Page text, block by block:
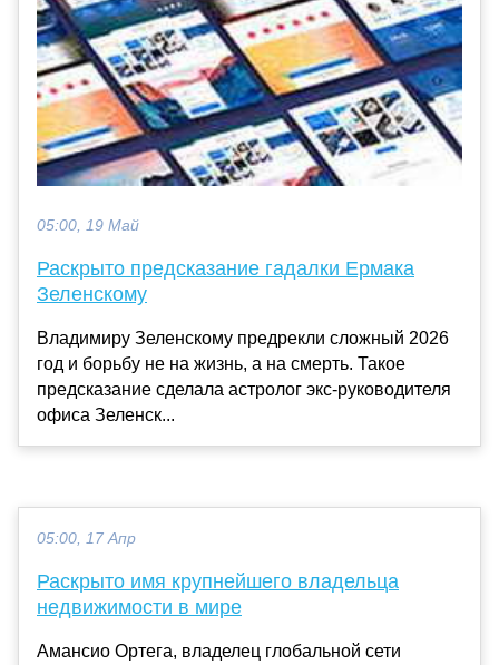
05:00, 19 Май
Раскрыто предсказание гадалки Ермака
Зеленскому
Владимиру Зеленскому предрекли сложный 2026
год и борьбу не на жизнь, а на смерть. Такое
предсказание сделала астролог экс-руководителя
офиса Зеленск...
05:00, 17 Апр
Раскрыто имя крупнейшего владельца
недвижимости в мире
Амансио Ортега, владелец глобальной сети